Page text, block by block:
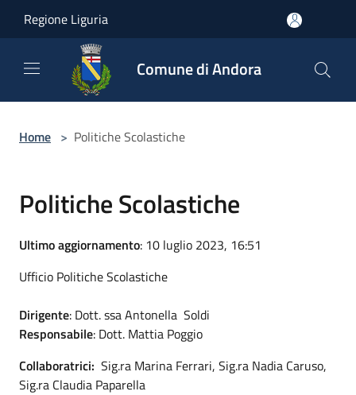
Regione Liguria
Comune di Andora
Home > Politiche Scolastiche
Politiche Scolastiche
Ultimo aggiornamento: 10 luglio 2023, 16:51
Ufficio Politiche Scolastiche
Dirigente: Dott. ssa Antonella Soldi
Responsabile: Dott. Mattia Poggio
Collaboratrici: Sig.ra Marina Ferrari, Sig.ra Nadia Caruso,
Sig.ra Claudia Paparella